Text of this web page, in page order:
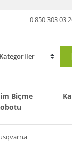
0 850 303 03
Biçme